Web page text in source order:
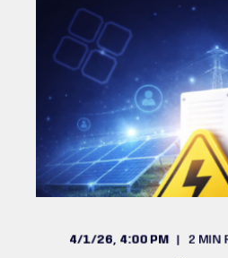
4/1/26, 4:00 PM 2 MIN